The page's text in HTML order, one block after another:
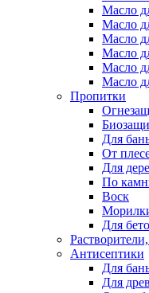
Масло
Масло
Масло
Масло
Масло
Масло
Пропитки
Для
От
Для
По
Воск
Для
Антисептики
Для
Для